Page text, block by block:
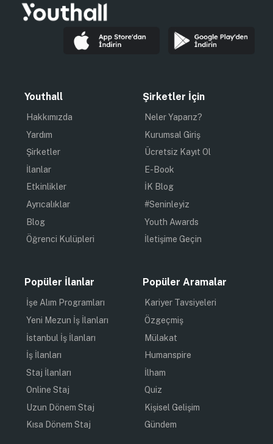
Youthall
Hakkımızda
Yardım
Şirketler
İlanlar
Etkinlikler
Ayrıcalıklar
Blog
Öğrenci Kulüpleri
Şirketler İçin
Neler Yaparız?
Kurumsal Giriş
Ücretsiz Kayıt Ol
E-Book
İK Blog
#Seninleyiz
Youth Awards
İletişime Geçin
Popüler İlanlar
İşe Alım Programları
Yeni Mezun İş İlanları
İstanbul İş İlanları
İş İlanları
Staj İlanları
Online Staj
Uzun Dönem Staj
Kısa Dönem Staj
Popüler Aramalar
Kariyer Tavsiyeleri
Özgeçmiş
Mülakat
Humanspire
İlham
Quiz
Kişisel Gelişim
Gündem